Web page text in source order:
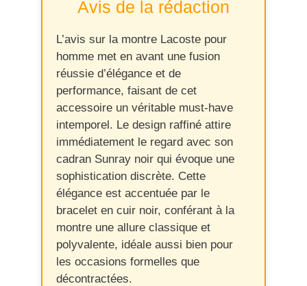
Avis de la rédaction
L’avis sur la montre Lacoste pour
homme met en avant une fusion
réussie d’élégance et de
performance, faisant de cet
accessoire un véritable must-have
intemporel. Le design raffiné attire
immédiatement le regard avec son
cadran Sunray noir qui évoque une
sophistication discrète. Cette
élégance est accentuée par le
bracelet en cuir noir, conférant à la
montre une allure classique et
polyvalente, idéale aussi bien pour
les occasions formelles que
décontractées.